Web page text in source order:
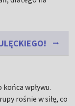
wpływu.
rośnie w siłę, co